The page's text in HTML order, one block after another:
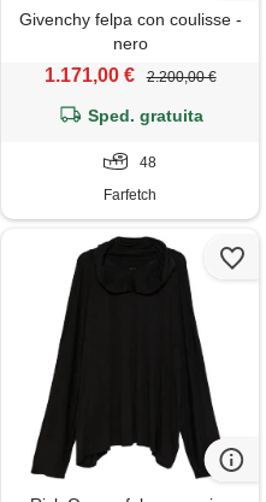
Givenchy felpa con coulisse -
nero
1.171,00 € 2.200,00 €
Sped. gratuita
48
Farfetch